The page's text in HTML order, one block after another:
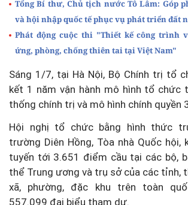
Tổng Bí thư, Chủ tịch nước Tô Lâm: Góp
và hội nhập quốc tế phục vụ phát triển đất
Phát động cuộc thi "Thiết kế công trình
ứng, phòng, chống thiên tai tại Việt Nam"
Sáng 1/7, tại Hà Nội, Bộ Chính trị tổ
kết 1 năm vận hành mô hình tổ chức
thống chính trị và mô hình chính quyền
Hội nghị tổ chức bằng hình thức
trường Diên Hồng, Tòa nhà Quốc
tuyến tới 3.651 điểm cầu tại các bộ,
thể Trung ương và trụ sở của các tỉnh,
xã, phường, đặc khu trên toàn
557.099 đại biểu tham dự.